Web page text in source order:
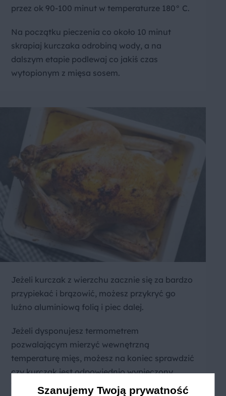
przez ok 90-100 minut w temperaturze 180° C.
Na początku pieczenia co około 10 minut
skrapiaj kurczaka odrobiną wody, a na
dalszym etapie podlewaj co jakiś czas
wytopionym z mięsa sosem.
Jeżeli kurczak z wierzchu zacznie się za bardzo
przypiekać i brązowić, możesz przykryć go
luźno aluminiową folią i piec dalej.
Jeżeli dysponujesz termometrem
pozwalającym mierzyć wewnętrzną
temperaturę mięs, możesz na koniec sprawdzić
czy kurczak jest odpowiednio wypieczony.
Temperatura wewnątrz powinna wynosć ok
Szanujemy Twoją prywatność